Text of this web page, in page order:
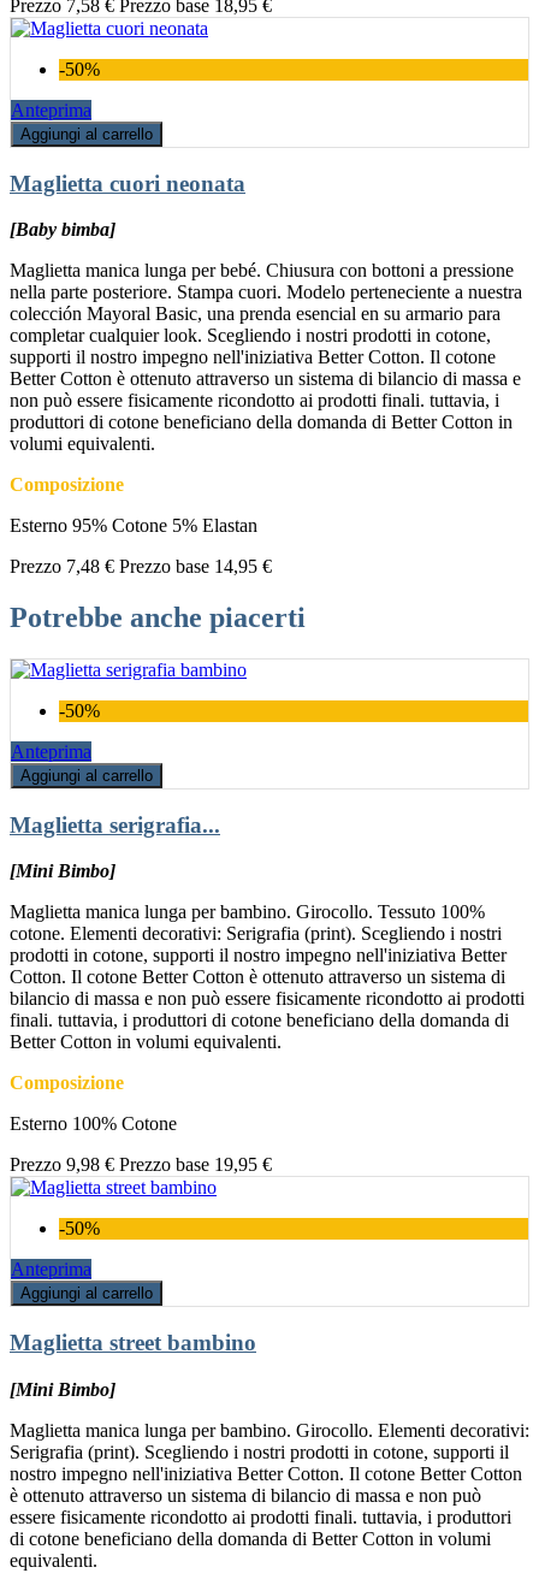
Prezzo 7,58 € Prezzo base 18,95 €
-50%
Anteprima
Aggiungi al carrello
Maglietta cuori neonata
[Baby bimba]
Maglietta manica lunga per bebé. Chiusura con bottoni a pressione
nella parte posteriore. Stampa cuori. Modelo perteneciente a nuestra
colección Mayoral Basic, una prenda esencial en su armario para
completar cualquier look. Scegliendo i nostri prodotti in cotone,
supporti il nostro impegno nell'iniziativa Better Cotton. Il cotone
Better Cotton è ottenuto attraverso un sistema di bilancio di massa e
non può essere fisicamente ricondotto ai prodotti finali. tuttavia, i
produttori di cotone beneficiano della domanda di Better Cotton in
volumi equivalenti.
Composizione
Esterno 95% Cotone 5% Elastan
Prezzo 7,48 € Prezzo base 14,95 €
Potrebbe anche piacerti
-50%
Anteprima
Aggiungi al carrello
Maglietta serigrafia...
[Mini Bimbo]
Maglietta manica lunga per bambino. Girocollo. Tessuto 100%
cotone. Elementi decorativi: Serigrafia (print). Scegliendo i nostri
prodotti in cotone, supporti il nostro impegno nell'iniziativa Better
Cotton. Il cotone Better Cotton è ottenuto attraverso un sistema di
bilancio di massa e non può essere fisicamente ricondotto ai prodotti
finali. tuttavia, i produttori di cotone beneficiano della domanda di
Better Cotton in volumi equivalenti.
Composizione
Esterno 100% Cotone
Prezzo 9,98 € Prezzo base 19,95 €
-50%
Anteprima
Aggiungi al carrello
Maglietta street bambino
[Mini Bimbo]
Maglietta manica lunga per bambino. Girocollo. Elementi decorativi:
Serigrafia (print). Scegliendo i nostri prodotti in cotone, supporti il
nostro impegno nell'iniziativa Better Cotton. Il cotone Better Cotton
è ottenuto attraverso un sistema di bilancio di massa e non può
essere fisicamente ricondotto ai prodotti finali. tuttavia, i produttori
di cotone beneficiano della domanda di Better Cotton in volumi
equivalenti.